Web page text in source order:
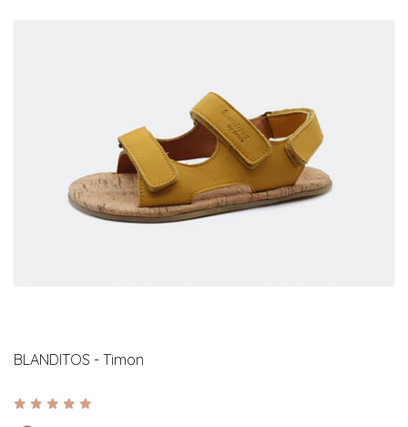
BLANDITOS - Timon